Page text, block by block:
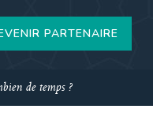
PARTENAIRE
de temps ?